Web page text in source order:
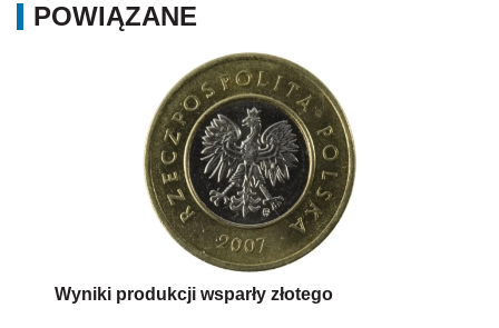
POWIĄZANE
Wyniki produkcji wsparły złotego